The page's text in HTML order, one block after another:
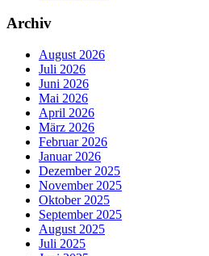
Archiv
August 2026
Juli 2026
Juni 2026
Mai 2026
April 2026
März 2026
Februar 2026
Januar 2026
Dezember 2025
November 2025
Oktober 2025
September 2025
August 2025
Juli 2025